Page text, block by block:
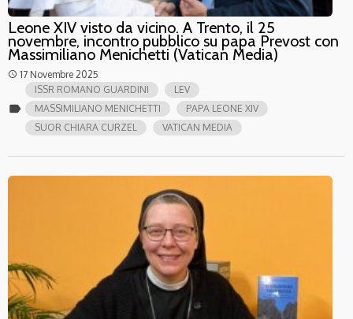
Leone XIV visto da vicino. A Trento, il 25
novembre, incontro pubblico su papa Prevost con
Massimiliano Menichetti (Vatican Media)
access_time 17 Novembre 2025
label
ISSR ROMANO GUARDINI
LEV
MASSIMILIANO MENICHETTI
PAPA LEONE XIV
SUOR CHIARA CURZEL
VATICAN MEDIA